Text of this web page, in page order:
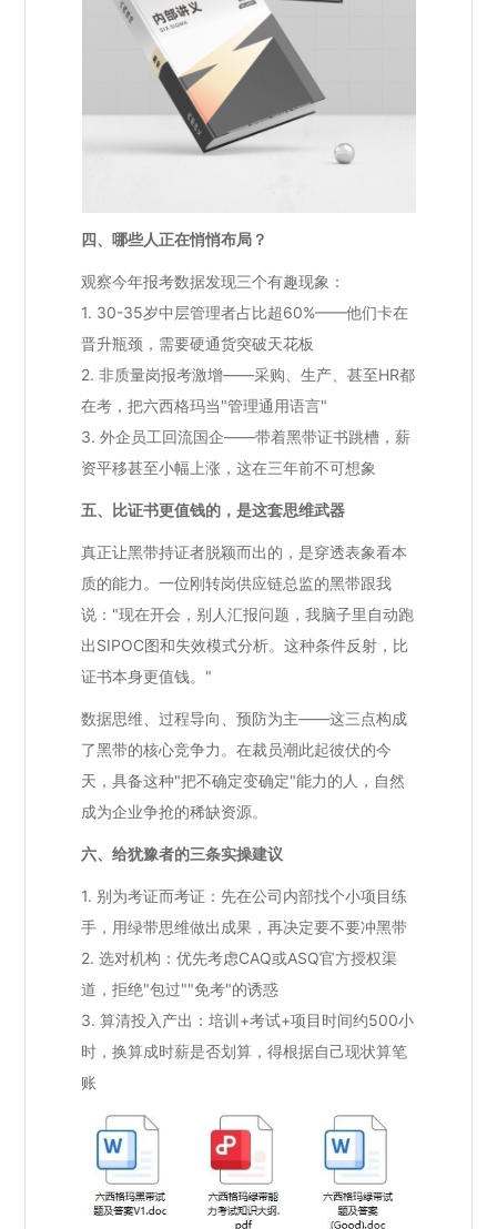
四、哪些人正在悄悄布局？
观察今年报考数据发现三个有趣现象：
1. 30-35岁中层管理者占比超60%——他们卡在
晋升瓶颈，需要硬通货突破天花板
2. 非质量岗报考激增——采购、生产、甚至HR都
在考，把六西格玛当"管理通用语言"
3. 外企员工回流国企——带着黑带证书跳槽，薪
资平移甚至小幅上涨，这在三年前不可想象
五、比证书更值钱的，是这套思维武器
真正让黑带持证者脱颖而出的，是穿透表象看本
质的能力。一位刚转岗供应链总监的黑带跟我
说："现在开会，别人汇报问题，我脑子里自动跑
出SIPOC图和失效模式分析。这种条件反射，比
证书本身更值钱。"
数据思维、过程导向、预防为主——这三点构成
了黑带的核心竞争力。在裁员潮此起彼伏的今
天，具备这种"把不确定变确定"能力的人，自然
成为企业争抢的稀缺资源。
六、给犹豫者的三条实操建议
1. 别为考证而考证：先在公司内部找个小项目练
手，用绿带思维做出成果，再决定要不要冲黑带
2. 选对机构：优先考虑CAQ或ASQ官方授权渠
道，拒绝"包过""免考"的诱惑
3. 算清投入产出：培训+考试+项目时间约500小
时，换算成时薪是否划算，得根据自己现状算笔
账